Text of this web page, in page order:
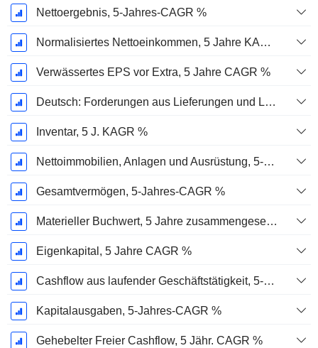
Nettoergebnis, 5-Jahres-CAGR %
Normalisiertes Nettoeinkommen, 5 Jahre KAGR %
Verwässertes EPS vor Extra, 5 Jahre CAGR %
Deutsch: Forderungen aus Lieferungen und Leistungen, 5-Jahres-CAGR %
Inventar, 5 J. KAGR %
Nettoimmobilien, Anlagen und Ausrüstung, 5-Jahres-CAGR %
Gesamtvermögen, 5-Jahres-CAGR %
Materieller Buchwert, 5 Jahre zusammengesetzte jährliche Wachstumsrate %
Eigenkapital, 5 Jahre CAGR %
Cashflow aus laufender Geschäftstätigkeit, 5-Jahres-CAGR %
Kapitalausgaben, 5-Jahres-CAGR %
Gehebelter Freier Cashflow, 5 Jähr. CAGR %